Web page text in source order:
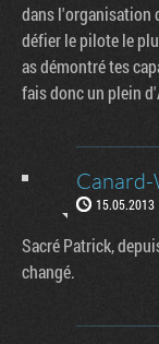
dans l'organisation
défier le pilote le
as démontré tes
fais donc un plein
15.05.2013
Sacré Patrick,
changé.